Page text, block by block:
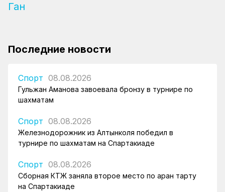
Ган
Последние новости
Спорт 08.08.2026
Гульжан Аманова завоевала бронзу в турнире по
шахматам
Спорт 08.08.2026
Железнодорожник из Алтынколя победил в
турнире по шахматам на Спартакиаде
Спорт 08.08.2026
Сборная КТЖ заняла второе место по арқан тарту
на Спартакиаде